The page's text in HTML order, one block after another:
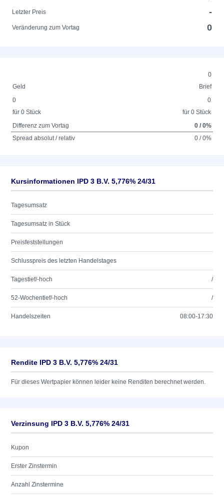
Letzter Preis
-
Veränderung zum Vortag 0
0
Geld
Brief
0
für 0 Stück
0
für 0 Stück
Differenz zum Vortag
0 / 0%
Spread absolut / relativ
0 / 0%
Kursinformationen IPD 3 B.V. 5,776% 24/31
Tagesumsatz
Tagesumsatz in Stück
Preisfeststellungen
Schlusspreis des letzten Handelstages
Tagestief/-hoch /
52-Wochentief/-hoch /
Handelszeiten 08:00-17:30
Rendite IPD 3 B.V. 5,776% 24/31
Für dieses Wertpapier können leider keine Renditen berechnet werden.
Verzinsung IPD 3 B.V. 5,776% 24/31
Kupon
Erster Zinstermin
Anzahl Zinstermine